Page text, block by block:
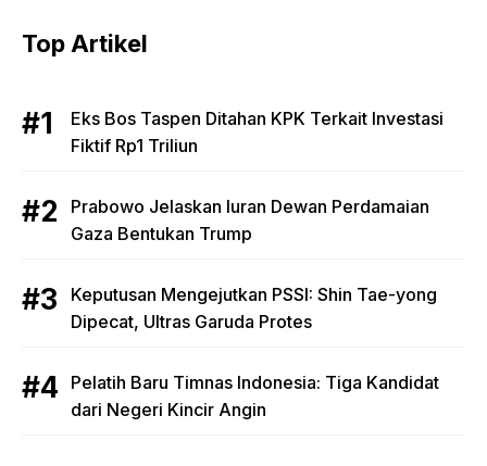
Top Artikel
Eks Bos Taspen Ditahan KPK Terkait Investasi
Fiktif Rp1 Triliun
Prabowo Jelaskan Iuran Dewan Perdamaian
Gaza Bentukan Trump
Keputusan Mengejutkan PSSI: Shin Tae-yong
Dipecat, Ultras Garuda Protes
Pelatih Baru Timnas Indonesia: Tiga Kandidat
dari Negeri Kincir Angin